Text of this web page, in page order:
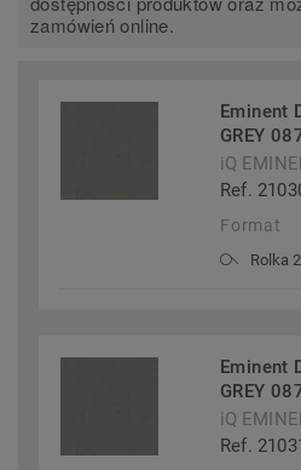
zamówień online.
Eminent
GREY
iQ
Ref.
Format
Rolka
Eminent
GREY
iQ
Ref.